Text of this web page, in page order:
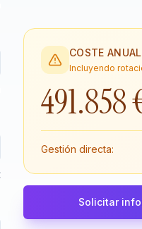
COSTE
Incluyendo
491.858
Gestión directa:
Solicitar